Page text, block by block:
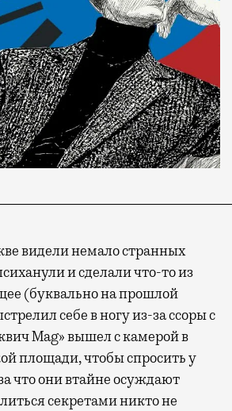
видели немало странных
и сделали что-то из
(буквально на прошлой
себе в ногу из-за ссоры с
Mag» вышел с камерой в
площади, чтобы спросить у
что они втайне осуждают
секретами никто не